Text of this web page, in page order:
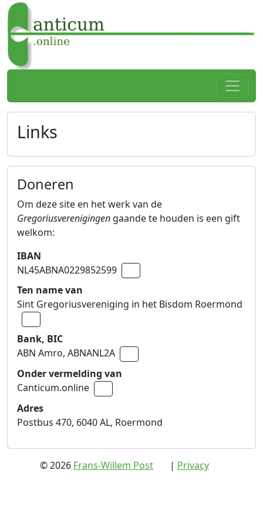
Spring naar hoofdtekst
Links
Doneren
Om deze site en het werk van de
Gregoriusverenigingen gaande te houden is een gift
welkom:
IBAN
NL45ABNA0229852599
Ten name van
Sint Gregoriusvereniging in het Bisdom Roermond
Bank, BIC
ABN Amro, ABNANL2A
Onder vermelding van
Canticum.online
Adres
Postbus 470, 6040 AL, Roermond
© 2026 Frans-Willem Post(extern)
| Privacy(extern)